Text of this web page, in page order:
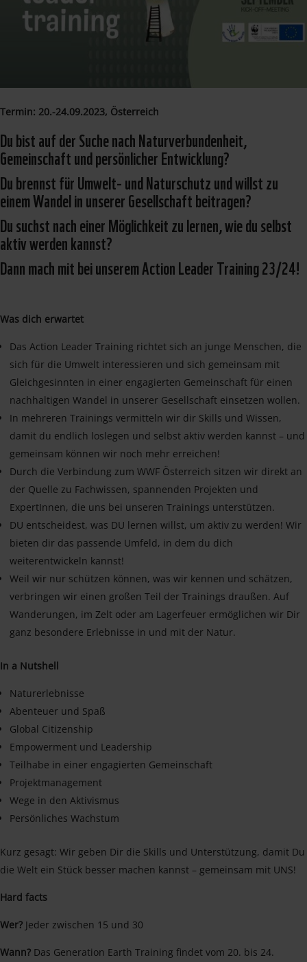
Termin: 20.-24.09.2023, Österreich
Du bist auf der Suche nach Naturverbundenheit,
Gemeinschaft und persönlicher Entwicklung?
Du brennst für Umwelt- und Naturschutz und willst zu
einem Wandel in unserer Gesellschaft beitragen?
Du suchst nach einer Möglichkeit zu lernen, wie du selbst
aktiv werden kannst?
Dann mach mit bei unserem Action Leader Training 23/24!
Was dich erwartet
Das Action Leader Training richtet sich an junge Menschen, die
sich für die Umwelt interessieren und sich gemeinsam mit
Gleichgesinnten in einer engagierten Gemeinschaft für einen
nachhaltigen Wandel in unserer Gesellschaft einsetzen wollen.
In mehreren Trainings vermitteln wir dir Skills und Wissen,
damit du endlich loslegen und selbst aktiv werden kannst – und
gemeinsam können wir noch mehr erreichen!
Durch die Verbindung zum WWF Österreich sitzen wir direkt an
der Quelle zu Fachwissen, spannenden Projekten und
ExpertInnen, die uns bei unseren Trainings unterstützen.
DU entscheidest, was DU lernen willst, um aktiv zu werden! Wir
bieten dir das passende Umfeld, in dem du dich
weiterentwickeln kannst!
Weil wir nur schützen können, was wir kennen und schätzen,
verbringen wir einen großen Teil der Trainings draußen. Auf
Wanderungen, im Zelt oder am Lagerfeuer ermöglichen wir Dir
ganz besondere Erlebnisse in und mit der Natur.
In a Nutshell
Naturerlebnisse
Abenteuer und Spaß
Global Citizenship
Empowerment und Leadership
Teilhabe in einer engagierten Gemeinschaft
Projektmanagement
Wege in den Aktivismus
Persönliches Wachstum
Kurz gesagt: Wir geben Dir die Skills und Unterstützung, damit Du
die Welt ein Stück besser machen kannst – gemeinsam mit UNS!
Hard facts
Wer? Jeder zwischen 15 und 30
Wann? Das Generation Earth Training findet vom 20. bis 24.